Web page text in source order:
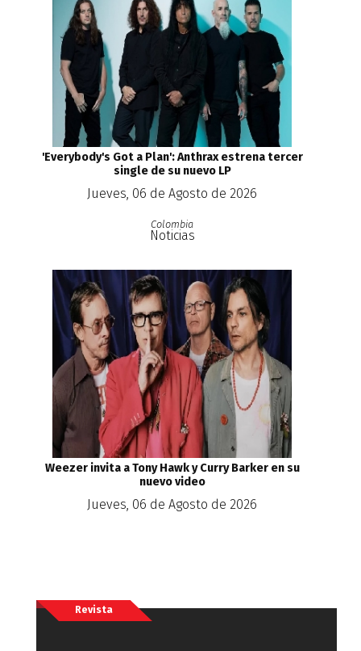
'Everybody's Got a Plan': Anthrax estrena tercer
single de su nuevo LP
Jueves, 06 de Agosto de 2026
Colombia
Noticias
Weezer invita a Tony Hawk y Curry Barker en su
nuevo video
Jueves, 06 de Agosto de 2026
Revista